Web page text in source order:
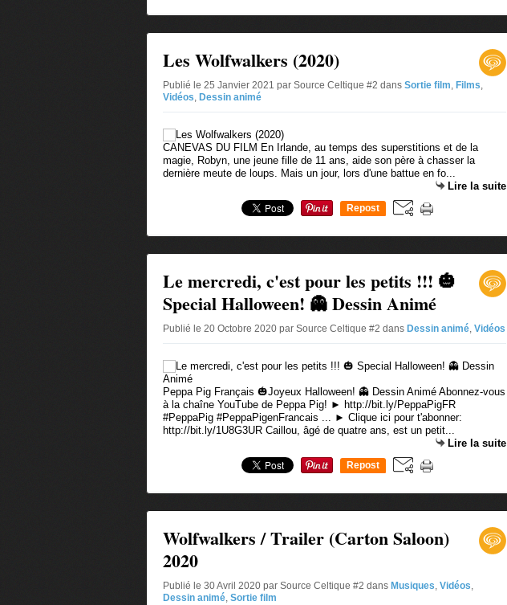
Les Wolfwalkers (2020)
Publié le 25 Janvier 2021 par Source Celtique #2 dans Sortie film, Films,
Vidéos, Dessin animé
CANEVAS DU FILM En Irlande, au temps des superstitions et de la
magie, Robyn, une jeune fille de 11 ans, aide son père à chasser la
dernière meute de loups. Mais un jour, lors d'une battue en fo...
Lire la suite
Repost
Le mercredi, c'est pour les petits !!! 🎃
Special Halloween! 👻 Dessin Animé
Publié le 20 Octobre 2020 par Source Celtique #2 dans Dessin animé, Vidéos
Peppa Pig Français 🎃Joyeux Halloween! 👻 Dessin Animé Abonnez-vous
à la chaîne YouTube de Peppa Pig! ► http://bit.ly/PeppaPigFR
#PeppaPig #PeppaPigenFrancais ... ► Clique ici pour t'abonner:
http://bit.ly/1U8G3UR Caillou, âgé de quatre ans, est un petit...
Lire la suite
Repost
Wolfwalkers / Trailer (Carton Saloon)
2020
Publié le 30 Avril 2020 par Source Celtique #2 dans Musiques, Vidéos,
Dessin animé, Sortie film